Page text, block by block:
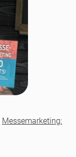
Messemarketing: